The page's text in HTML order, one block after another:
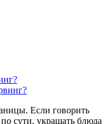
Если говорить
сути, украшать блюда